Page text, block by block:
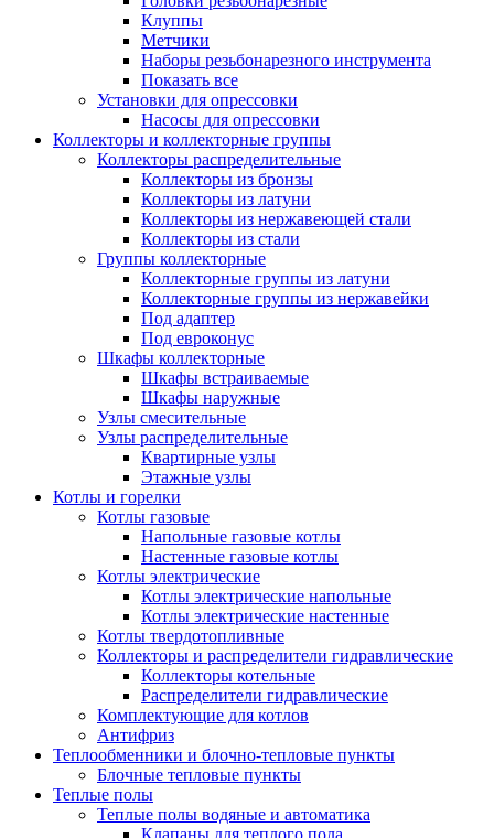
Клуппы
Метчики
Наборы резьбонарезного инструмента
Показать все
Установки для опрессовки
Насосы для опрессовки
Коллекторы и коллекторные группы
Коллекторы распределительные
Коллекторы из бронзы
Коллекторы из латуни
Коллекторы из нержавеющей стали
Коллекторы из стали
Группы коллекторные
Коллекторные группы из латуни
Коллекторные группы из нержавейки
Под адаптер
Под евроконус
Шкафы коллекторные
Шкафы встраиваемые
Шкафы наружные
Узлы смесительные
Узлы распределительные
Квартирные узлы
Этажные узлы
Котлы и горелки
Котлы газовые
Напольные газовые котлы
Настенные газовые котлы
Котлы электрические
Котлы электрические напольные
Котлы электрические настенные
Котлы твердотопливные
Коллекторы и распределители гидравлические
Коллекторы котельные
Распределители гидравлические
Комплектующие для котлов
Антифриз
Теплообменники и блочно-тепловые пункты
Блочные тепловые пункты
Теплые полы
Теплые полы водяные и автоматика
Клапаны для теплого пола